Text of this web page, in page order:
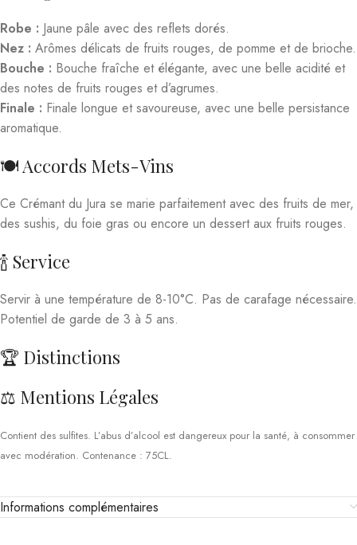
Robe : Jaune pâle avec des reflets dorés.
Nez : Arômes délicats de fruits rouges, de pomme et de brioche.
Bouche : Bouche fraîche et élégante, avec une belle acidité et
des notes de fruits rouges et d’agrumes.
Finale : Finale longue et savoureuse, avec une belle persistance
aromatique.
🍽️ Accords Mets-Vins
Ce Crémant du Jura se marie parfaitement avec des fruits de mer,
des sushis, du foie gras ou encore un dessert aux fruits rouges.
🍾 Service
Servir à une température de 8-10°C. Pas de carafage nécessaire.
Potentiel de garde de 3 à 5 ans.
🏆 Distinctions
⚖️ Mentions Légales
Contient des sulfites. L’abus d’alcool est dangereux pour la santé, à consommer
avec modération. Contenance : 75CL.
Informations complémentaires